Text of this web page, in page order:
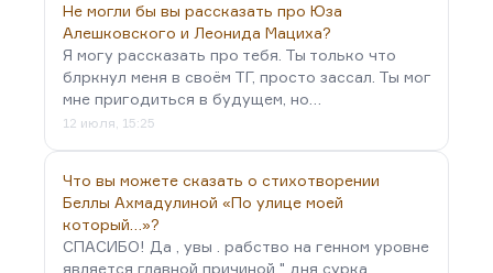
Не могли бы вы рассказать про Юза
Алешковского и Леонида Мациха?
Я могу рассказать про тебя. Ты только что
блркнул меня в своём ТГ, просто зассал. Ты мог
мне пригодиться в будущем, но…
12 июля, 15:25
Что вы можете сказать о стихотворении
Беллы Ахмадулиной «По улице моей
который…»?
СПАСИБО! Да , увы . рабство на генном уровне
является главной причиной " дня сурка